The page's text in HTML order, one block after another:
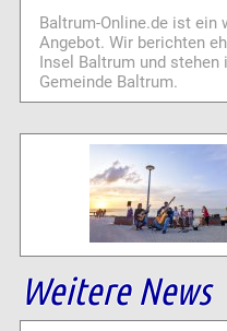
Baltrum-Online.de ist ein
Angebot. Wir berichten
Insel Baltrum und stehen
Gemeinde Baltrum.
Weitere News